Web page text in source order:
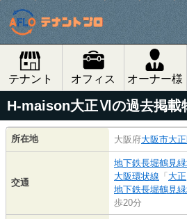
テナント オフィス オーナー様
H-maison大正Ⅵの過去掲載
所在地 大阪府大阪市大
交通
地下鉄長堀鶴見
大阪環状線 「大正
地下鉄長堀鶴見
歩20分